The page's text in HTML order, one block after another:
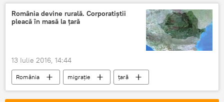
Memorandum
Răspuns
Decizie
Buget
Deficit bugetar
România devine rurală. Corporatiştii
pleacă în masă la ţară
13 Iulie 2016, 14:44
România migrație
țară
sate
Orașe gospodărie țărănească